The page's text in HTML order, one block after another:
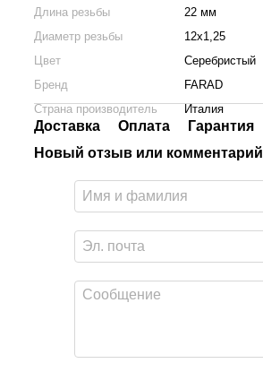
Длина резьбы
22 мм
Диаметр резьбы
12x1,25
Цвет
Серебристый
Бренд
FARAD
Страна производитель
Италия
Доставка Оплата
Гарантия
Новый отзыв или комментарий